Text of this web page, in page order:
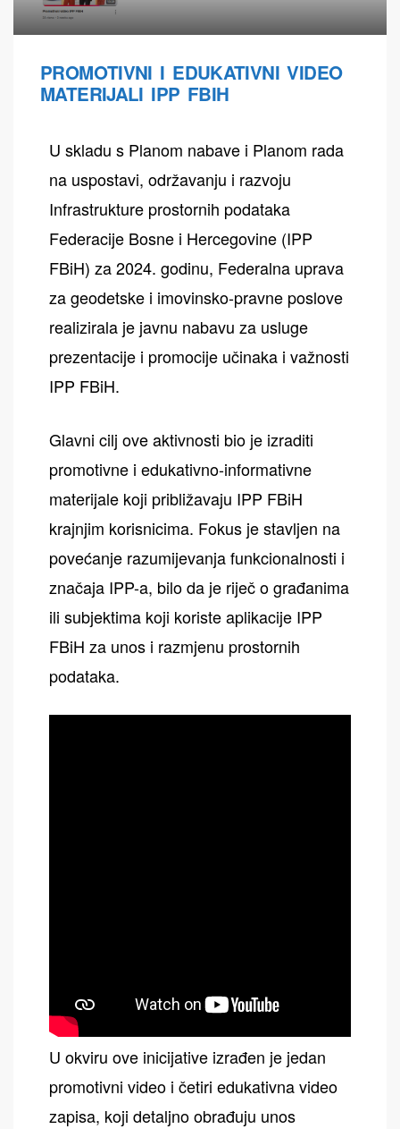
PROMOTIVNI I EDUKATIVNI VIDEO
MATERIJALI IPP FBIH
U skladu s Planom nabave i Planom rada
na uspostavi, održavanju i razvoju
Infrastrukture prostornih podataka
Federacije Bosne i Hercegovine (IPP
FBiH) za 2024. godinu, Federalna uprava
za geodetske i imovinsko-pravne poslove
realizirala je javnu nabavu za usluge
prezentacije i promocije učinaka i važnosti
IPP FBiH.
Glavni cilj ove aktivnosti bio je izraditi
promotivne i edukativno-informativne
materijale koji približavaju IPP FBiH
krajnjim korisnicima. Fokus je stavljen na
povećanje razumijevanja funkcionalnosti i
značaja IPP-a, bilo da je riječ o građanima
ili subjektima koji koriste aplikacije IPP
FBiH za unos i razmjenu prostornih
podataka.
U okviru ove inicijative izrađen je jedan
promotivni video i četiri edukativna video
zapisa, koji detaljno obrađuju unos